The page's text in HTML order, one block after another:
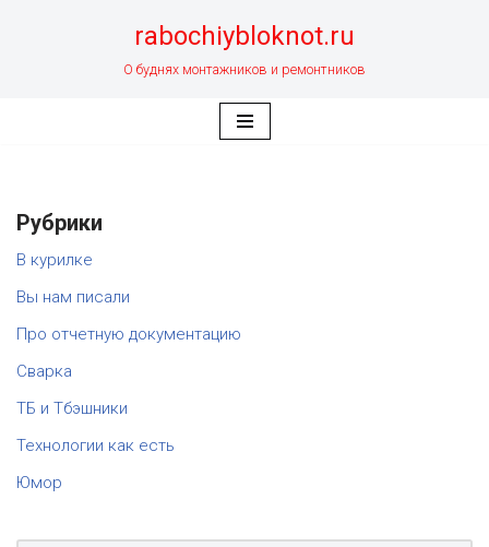
rabochiybloknot.ru
О буднях монтажников и ремонтников
Рубрики
В курилке
Вы нам писали
Про отчетную документацию
Сварка
ТБ и Тбэшники
Технологии как есть
Юмор